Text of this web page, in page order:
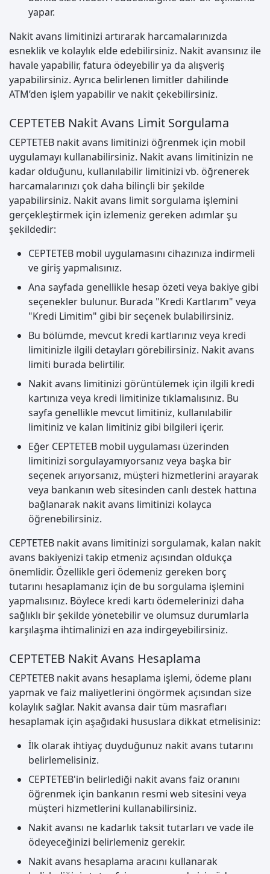
yapar.
Nakit avans limitinizi artırarak harcamalarınızda
esneklik ve kolaylık elde edebilirsiniz. Nakit avansınız ile
havale yapabilir, fatura ödeyebilir ya da alışveriş
yapabilirsiniz. Ayrıca belirlenen limitler dahilinde
ATM’den işlem yapabilir ve nakit çekebilirsiniz.
CEPTETEB Nakit Avans Limit Sorgulama
CEPTETEB nakit avans limitinizi öğrenmek için mobil
uygulamayı kullanabilirsiniz. Nakit avans limitinizin ne
kadar olduğunu, kullanılabilir limitinizi vb. öğrenerek
harcamalarınızı çok daha bilinçli bir şekilde
yapabilirsiniz. Nakit avans limit sorgulama işlemini
gerçekleştirmek için izlemeniz gereken adımlar şu
şekildedir:
CEPTETEB mobil uygulamasını cihazınıza indirmeli
ve giriş yapmalısınız.
Ana sayfada genellikle hesap özeti veya bakiye gibi
seçenekler bulunur. Burada "Kredi Kartlarım" veya
"Kredi Limitim" gibi bir seçenek bulabilirsiniz.
Bu bölümde, mevcut kredi kartlarınız veya kredi
limitinizle ilgili detayları görebilirsiniz. Nakit avans
limiti burada belirtilir.
Nakit avans limitinizi görüntülemek için ilgili kredi
kartınıza veya kredi limitinize tıklamalısınız. Bu
sayfa genellikle mevcut limitiniz, kullanılabilir
limitiniz ve kalan limitiniz gibi bilgileri içerir.
Eğer CEPTETEB mobil uygulaması üzerinden
limitinizi sorgulayamıyorsanız veya başka bir
seçenek arıyorsanız, müşteri hizmetlerini arayarak
veya bankanın web sitesinden canlı destek hattına
bağlanarak nakit avans limitinizi kolayca
öğrenebilirsiniz.
CEPTETEB nakit avans limitinizi sorgulamak, kalan nakit
avans bakiyenizi takip etmeniz açısından oldukça
önemlidir. Özellikle geri ödemeniz gereken borç
tutarını hesaplamanız için de bu sorgulama işlemini
yapmalısınız. Böylece kredi kartı ödemelerinizi daha
sağlıklı bir şekilde yönetebilir ve olumsuz durumlarla
karşılaşma ihtimalinizi en aza indirgeyebilirsiniz.
CEPTETEB Nakit Avans Hesaplama
CEPTETEB nakit avans hesaplama işlemi, ödeme planı
yapmak ve faiz maliyetlerini öngörmek açısından size
kolaylık sağlar. Nakit avansa dair tüm masrafları
hesaplamak için aşağıdaki hususlara dikkat etmelisiniz:
İlk olarak ihtiyaç duyduğunuz nakit avans tutarını
belirlemelisiniz.
CEPTETEB'in belirlediği nakit avans faiz oranını
öğrenmek için bankanın resmi web sitesini veya
müşteri hizmetlerini kullanabilirsiniz.
Nakit avansı ne kadarlık taksit tutarları ve vade ile
ödeyeceğinizi belirlemeniz gerekir.
Nakit avans hesaplama aracını kullanarak